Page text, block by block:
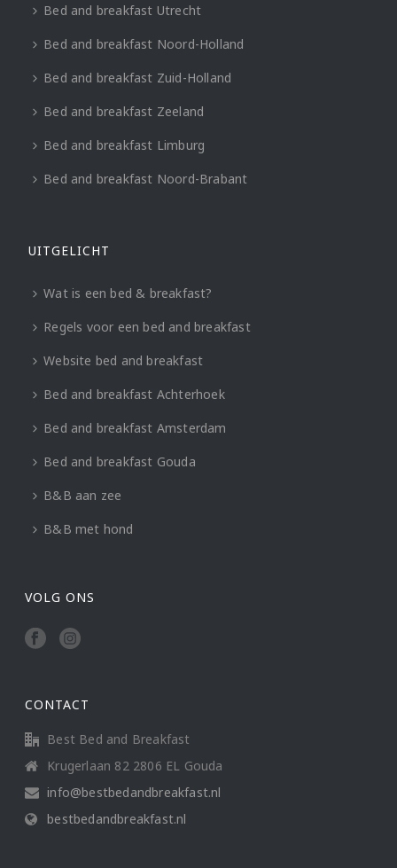
Bed and breakfast Utrecht
Bed and breakfast Noord-Holland
Bed and breakfast Zuid-Holland
Bed and breakfast Zeeland
Bed and breakfast Limburg
Bed and breakfast Noord-Brabant
UITGELICHT
Wat is een bed & breakfast?
Regels voor een bed and breakfast
Website bed and breakfast
Bed and breakfast Achterhoek
Bed and breakfast Amsterdam
Bed and breakfast Gouda
B&B aan zee
B&B met hond
VOLG ONS
CONTACT
Best Bed and Breakfast
Krugerlaan 82 2806 EL Gouda
info@bestbedandbreakfast.nl
bestbedandbreakfast.nl